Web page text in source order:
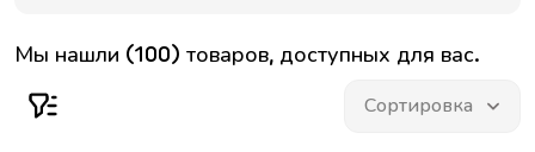
Мы нашли (100) товаров, доступных для вас.